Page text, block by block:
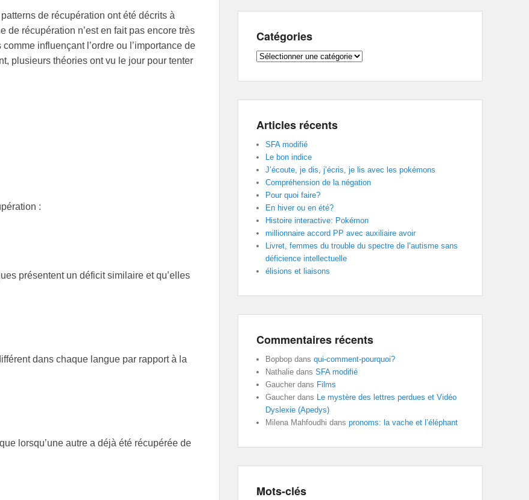
de récupération ont été décrits à
de récupération n’est en fait pas encore très
influençant l’ordre ou l’importance de
plusieurs théories ont vu le jour pour tenter
:
présentent un déficit similaire et qu’elles
dans chaque langue par rapport à la
lorsqu’une autre a déjà été récupérée de
Catégories
Catégories
Articles récents
SFA modifié
Le bon indice
J’écoute, je dis, j’écris, je lis avec les pokémons
Compréhension de la négation
Pour quoi faire?
En hiver ou en été?
Histoire interactive: Pokémon
millionnaire accord PP avec auxiliaire avoir
Livret, femmes du trouble du spectre de l’autisme sans
déficience intellectuelle
élisions et liaisons
Commentaires récents
Bopbop dans qui-comment-pourquoi?
Nathalie dans SFA modifié
Gaucher dans Films
Gaucher dans Le mystère des lettres perdues et Vidéo
Dyslexie (Apedys)
Milena Mahfoudhi dans pronoms: la vache et l’éléphant
Mots-clés